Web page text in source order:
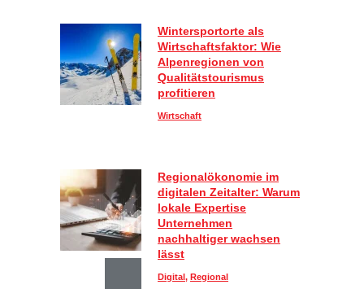
Wintersportorte als
Wirtschaftsfaktor: Wie
Alpenregionen von
Qualitätstourismus
profitieren
Wirtschaft
Regionalökonomie im
digitalen Zeitalter: Warum
lokale Expertise
Unternehmen
nachhaltiger wachsen
lässt
Digital, Regional